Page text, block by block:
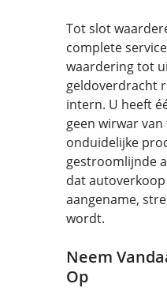
Tot slot
complete
waardering tot
geldoverdracht
intern. U heeft
geen wirwar
onduidelijke
gestroomlijnde
dat
aangename,
wordt.
Neem
Op